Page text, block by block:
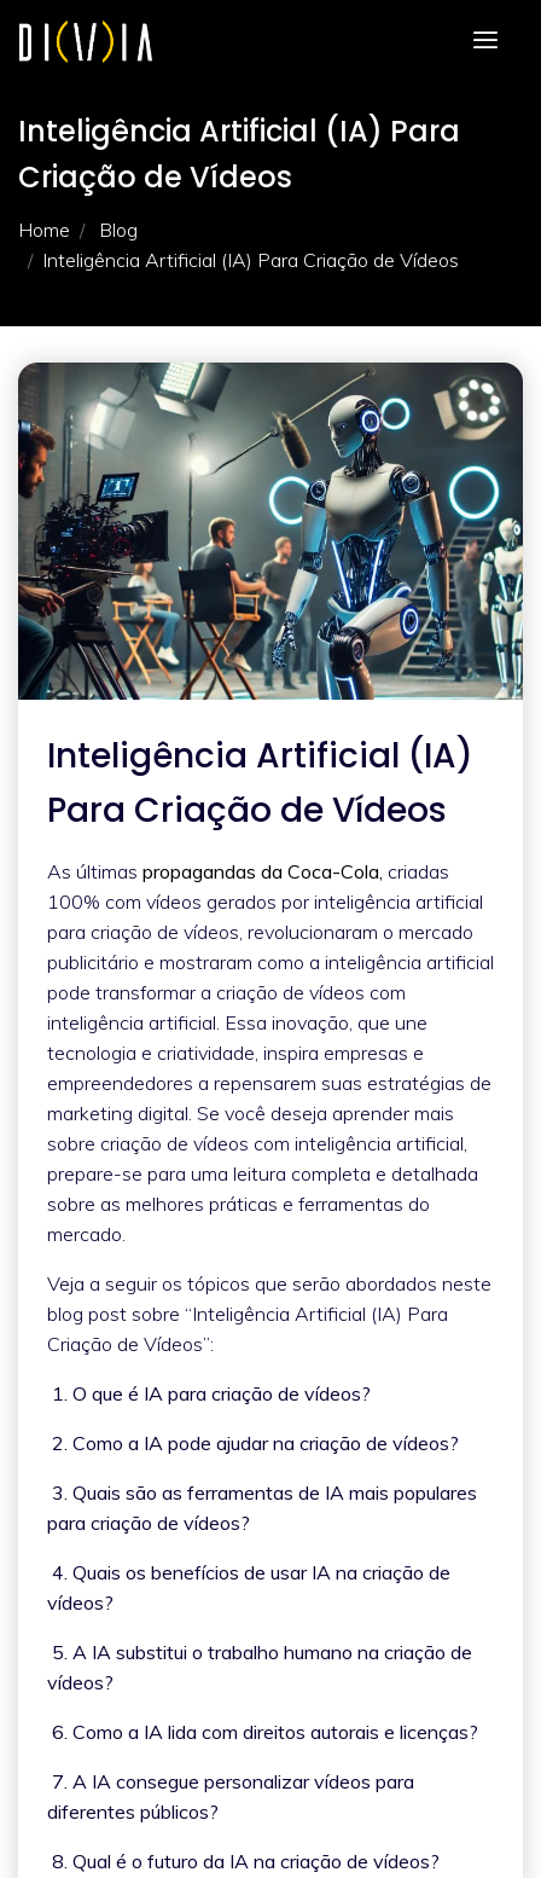
Inteligência Artificial (IA) Para
Criação de Vídeos
Home
Blog
Inteligência Artificial (IA) Para Criação de Vídeos
Inteligência Artificial (IA)
Para Criação de Vídeos
As últimas propagandas da Coca-Cola, criadas
100% com vídeos gerados por inteligência artificial
para criação de vídeos, revolucionaram o mercado
publicitário e mostraram como a inteligência artificial
pode transformar a criação de vídeos com
inteligência artificial. Essa inovação, que une
tecnologia e criatividade, inspira empresas e
empreendedores a repensarem suas estratégias de
marketing digital. Se você deseja aprender mais
sobre criação de vídeos com inteligência artificial,
prepare-se para uma leitura completa e detalhada
sobre as melhores práticas e ferramentas do
mercado.
Veja a seguir os tópicos que serão abordados neste
blog post sobre “Inteligência Artificial (IA) Para
Criação de Vídeos”:
1. O que é IA para criação de vídeos?
2. Como a IA pode ajudar na criação de vídeos?
3. Quais são as ferramentas de IA mais populares
para criação de vídeos?
4. Quais os benefícios de usar IA na criação de
vídeos?
5. A IA substitui o trabalho humano na criação de
vídeos?
6. Como a IA lida com direitos autorais e licenças?
7. A IA consegue personalizar vídeos para
diferentes públicos?
8. Qual é o futuro da IA na criação de vídeos?